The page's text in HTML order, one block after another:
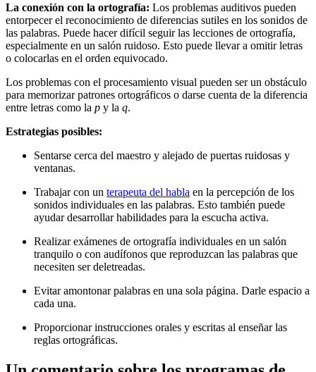
La conexión con la ortografía: Los problemas auditivos pueden
entorpecer el reconocimiento de diferencias sutiles en los sonidos de
las palabras. Puede hacer difícil seguir las lecciones de ortografía,
especialmente en un salón ruidoso. Esto puede llevar a omitir letras
o colocarlas en el orden equivocado.
Los problemas con el procesamiento visual pueden ser un obstáculo
para memorizar patrones ortográficos o darse cuenta de la diferencia
entre letras como la p y la q.
Estrategias posibles:
Sentarse cerca del maestro y alejado de puertas ruidosas y
ventanas.
Trabajar con un terapeuta del habla en la percepción de los
sonidos individuales en las palabras. Esto también puede
ayudar desarrollar habilidades para la escucha activa.
Realizar exámenes de ortografía individuales en un salón
tranquilo o con audífonos que reproduzcan las palabras que
necesiten ser deletreadas.
Evitar amontonar palabras en una sola página. Darle espacio a
cada una.
Proporcionar instrucciones orales y escritas al enseñar las
reglas ortográficas.